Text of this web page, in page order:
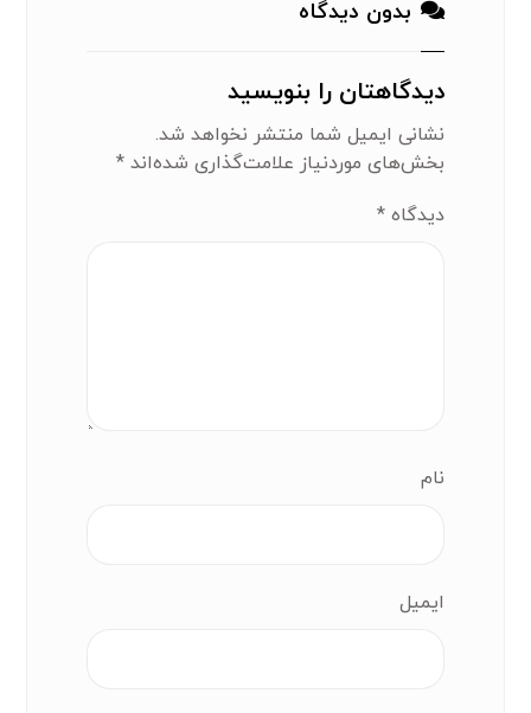
بدون دیدگاه
دیدگاهتان را بنویسید
نشانی ایمیل شما منتشر نخواهد شد.
بخش‌های موردنیاز علامت‌گذاری شده‌اند*
دیدگاه*
نام
ایمیل